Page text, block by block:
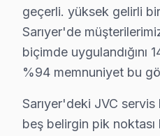
Rumelikavağı'nda JVC
Rumelikavağı, özellikle
Tarabya'da JVC TV
Uskumruköy'de JVC TV
geçerli. yüksek gelirli
Sarıyer'de
biçimde uygulandığını
%94 memnuniyet bu
Sarıyer'deki JVC
beş belirgin pik noktası